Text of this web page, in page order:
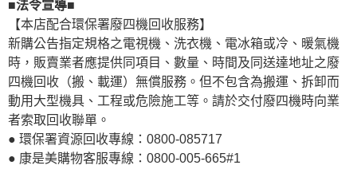
■法令宣導■
【本店配合環保署廢四機回收服務】
新購公告指定規格之電視機、洗衣機、電冰箱或冷、暖氣機
時，販賣業者應提供同項目、數量、時間及同送達地址之廢
四機回收（搬、載運）無償服務。但不包含為搬運、拆卸而
動用大型機具、工程或危險施工等。請於交付廢四機時向業
者索取回收聯單。
● 環保署資源回收專線：0800-085717
● 康是美購物客服專線：0800-005-665#1